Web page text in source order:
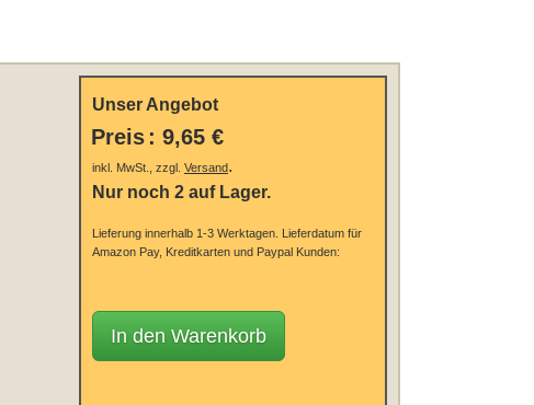
Unser Angebot
Preis : 9,65 €
inkl. MwSt., zzgl. Versand.
Nur noch 2 auf Lager.
Lieferung innerhalb 1-3 Werktagen.
Lieferdatum für
Amazon Pay, Kreditkarten und Paypal Kunden:
In den Warenkorb